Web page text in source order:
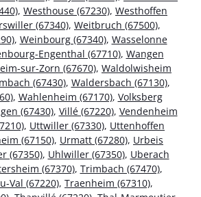
, Westhouse (67230), Westhoffen
(67340), Weitbruch (67500),
, Weinbourg (67340), Wasselonne
Engenthal (67710), Wangen
sur-Zorn (67670), Waldolwisheim
(67430), Waldersbach (67130),
, Wahlenheim (67170), Volksberg
(67430), Villé (67220), Vendenheim
, Uttwiller (67330), Uttenhoffen
(67150), Urmatt (67280), Urbeis
(67350), Uhlwiller (67350), Uberach
(67370), Trimbach (67470),
Val (67220), Traenheim (67310),